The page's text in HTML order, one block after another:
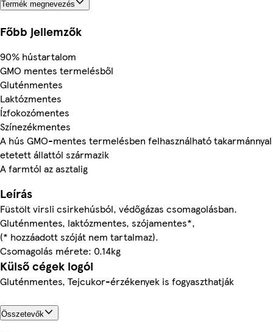
Termék megnevezés
Főbb jellemzők
90% hústartalom
GMO mentes termelésből
Gluténmentes
Laktózmentes
Ízfokozómentes
Színezékmentes
A hús GMO-mentes termelésben felhasználható takarmánnyal
etetett állattól származik
A farmtól az asztalig
Leírás
Füstölt virsli csirkehúsból, védőgázas csomagolásban.
Gluténmentes, laktózmentes, szójamentes*,
(* hozzáadott szóját nem tartalmaz).
Csomagolás mérete: 0.14kg
Külső cégek logói
Gluténmentes, Tejcukor-érzékenyek is fogyaszthatják
Összetevők